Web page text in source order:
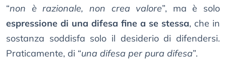
“non è razionale, non crea valore”, ma è solo
espressione di una difesa fine a se stessa, che in
sostanza soddisfa solo il desiderio di difendersi.
Praticamente, di “una difesa per pura difesa”.